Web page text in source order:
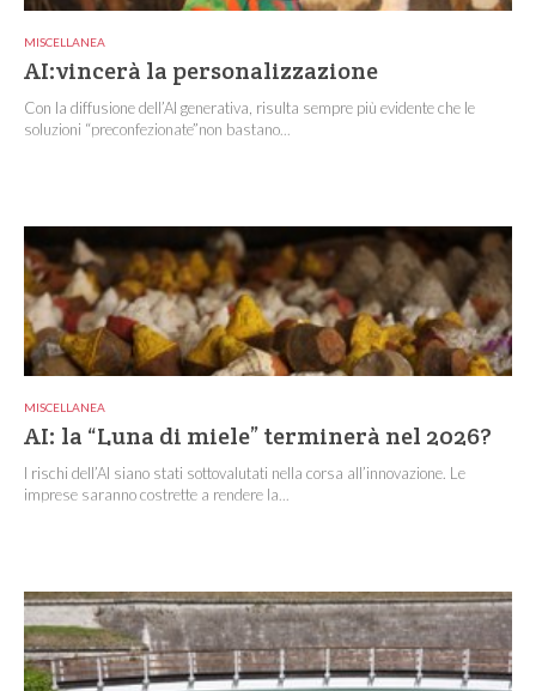
MISCELLANEA
AI:vincerà la personalizzazione
Con la diffusione dell’AI generativa, risulta sempre più evidente che le
soluzioni “preconfezionate”non bastano...
MISCELLANEA
AI: la “Luna di miele” terminerà nel 2026?
I rischi dell’AI siano stati sottovalutati nella corsa all’innovazione. Le
imprese saranno costrette a rendere la...